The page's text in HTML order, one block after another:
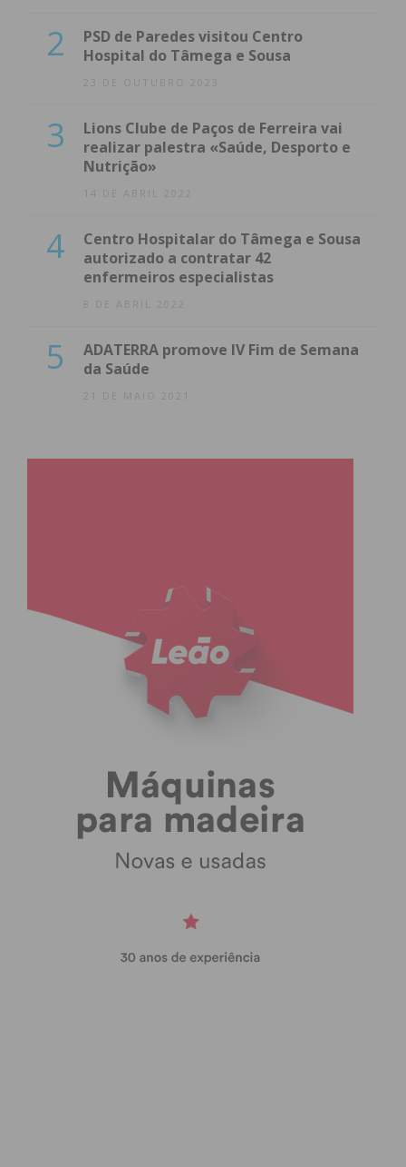
2
PSD de Paredes visitou Centro
Hospital do Tâmega e Sousa
23 DE OUTUBRO 2023
3
Lions Clube de Paços de Ferreira vai
realizar palestra «Saúde, Desporto e
Nutrição»
14 DE ABRIL 2022
4
Centro Hospitalar do Tâmega e Sousa
autorizado a contratar 42
enfermeiros especialistas
8 DE ABRIL 2022
5
ADATERRA promove IV Fim de Semana
da Saúde
21 DE MAIO 2021